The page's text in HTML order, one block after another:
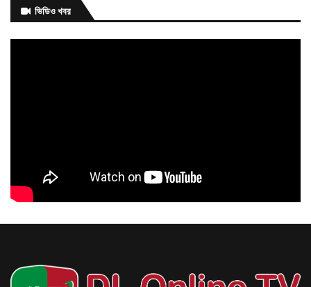
এক
মাসের মধ্যে ভাতার আওতায় আসছেন আরও ২০০ ক্রীড়াবিদ: ক্রীড়া প্রতিমন্ত্রী
আগস্ট ৬, ২০২৬
ভিডিও খবর